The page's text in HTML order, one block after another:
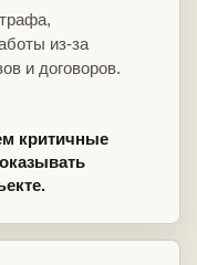
из-за
и договоров.
критичные